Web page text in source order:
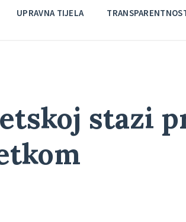
UPRAVNA TIJELA
stazi